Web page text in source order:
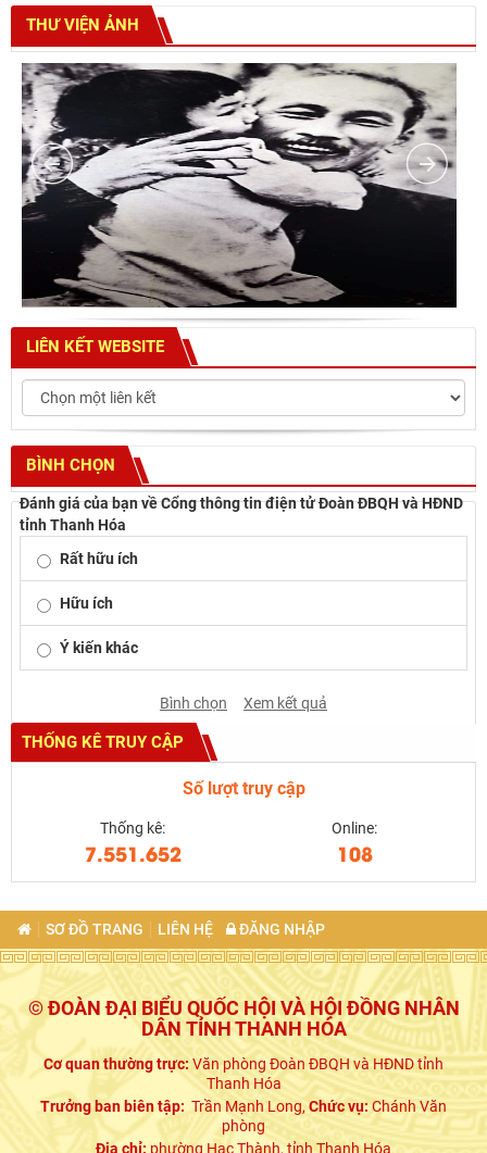
THƯ VIỆN ẢNH
LIÊN KẾT WEBSITE
BÌNH CHỌN
Đánh giá của bạn về Cổng thông tin điện tử Đoàn ĐBQH và HĐND
tỉnh Thanh Hóa
Rất hữu ích
Hữu ích
Ý kiến khác
Bình chọn Xem kết quả
THỐNG KÊ TRUY CẬP
Số lượt truy cập
Thống kê:
7.551.652
Online:
108
SƠ ĐỒ TRANG LIÊN HỆ ĐĂNG NHẬP
© ĐOÀN ĐẠI BIỂU QUỐC HỘI VÀ HỘI ĐỒNG NHÂN
DÂN TỈNH THANH HÓA
Cơ quan thường trực:Văn phòng Đoàn ĐBQH và HĐND tỉnh
Thanh Hóa
Trưởng ban biên tập: Trần Mạnh Long,Chức vụ:Chánh Văn
phòng
Địa chỉ: phường Hạc Thành, tỉnh Thanh Hóa